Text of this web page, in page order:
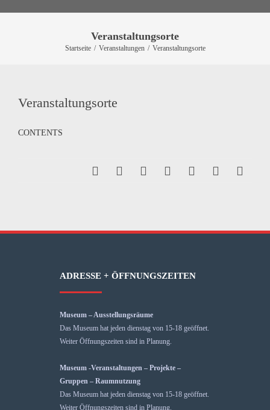
Veranstaltungsorte
Startseite / Veranstaltungen / Veranstaltungsorte
Veranstaltungsorte
CONTENTS
ADRESSE + ÖFFNUNGSZEITEN
Museum – Ausstellungsräume
Das Museum hat jeden dienstag von 15-18 geöffnet.
Weiter Öffnungszeiten sind in Planung.
Museum -Veranstaltungen – Projekte –
Gruppen – Raumnutzung
Das Museum hat jeden dienstag von 15-18 geöffnet.
Weiter Öffnungszeiten sind in Planung.